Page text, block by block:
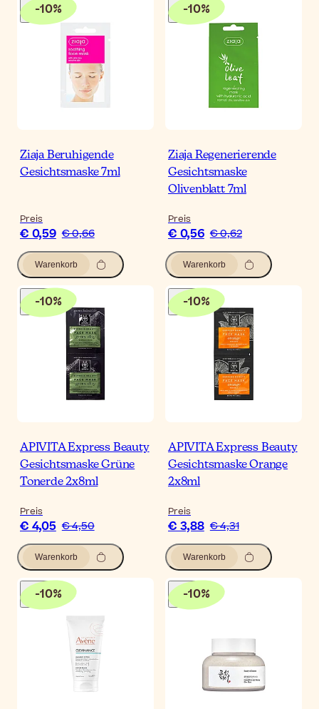
-10%
Ziaja Beruhigende
Gesichtsmaske 7ml
Preis
€ 0,59 € 0,66
Warenkorb
-10%
Ziaja Regenerierende
Gesichtsmaske
Olivenblatt 7ml
Preis
€ 0,56 € 0,62
Warenkorb
-10%
APIVITA Express Beauty
Gesichtsmaske Grüne
Tonerde 2x8ml
Preis
€ 4,05 € 4,50
Warenkorb
-10%
APIVITA Express Beauty
Gesichtsmaske Orange
2x8ml
Preis
€ 3,88 € 4,31
Warenkorb
-10% -10%